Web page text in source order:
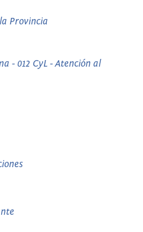
Provincia
- 012 CyL - Atención al